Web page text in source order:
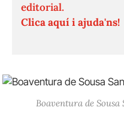
editorial.
Clica aquí i ajuda'ns!
Boaventura de Sousa